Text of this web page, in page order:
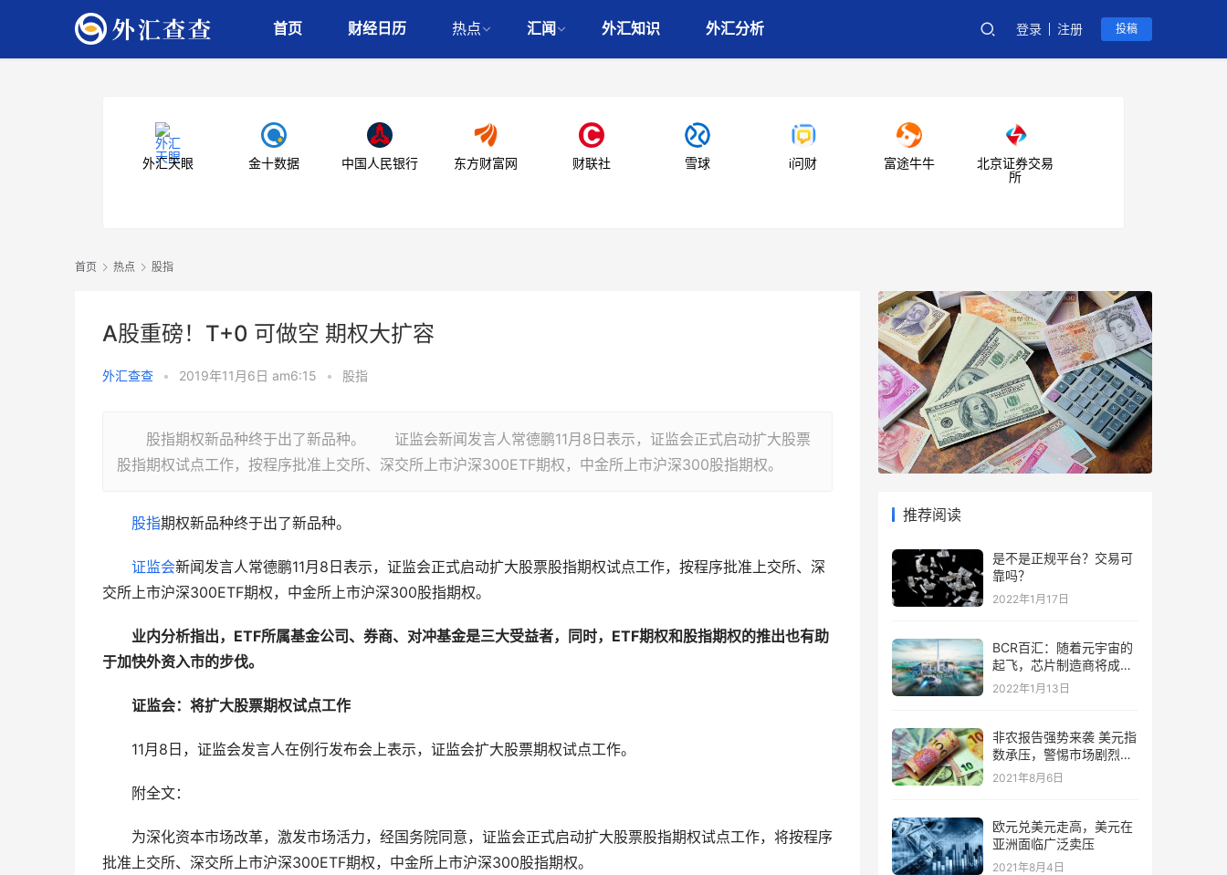
首页 财经日历 热点 汇闻 外汇知识 外汇分析 登录 注册 投稿
外汇天眼 金十数据 中国人民银行 东方财富网 财联社 雪球 i问财 富途牛牛
北京证券交易
所
首页 热点 股指
A股重磅！T+0 可做空 期权大扩容
外汇查查 • 2019年11月6日 am6:15 • 股指
股指期权新品种终于出了新品种。 证监会新闻发言人常德鹏11月8日表示，证监会正式启动扩大股票
股指期权试点工作，按程序批准上交所、深交所上市沪深300ETF期权，中金所上市沪深300股指期权。
股指期权新品种终于出了新品种。
证监会新闻发言人常德鹏11月8日表示，证监会正式启动扩大股票股指期权试点工作，按程序批准上交所、深
交所上市沪深300ETF期权，中金所上市沪深300股指期权。
业内分析指出，ETF所属基金公司、券商、对冲基金是三大受益者，同时，ETF期权和股指期权的推出也有助
于加快外资入市的步伐。
证监会：将扩大股票期权试点工作
11月8日，证监会发言人在例行发布会上表示，证监会扩大股票期权试点工作。
附全文：
为深化资本市场改革，激发市场活力，经国务院同意，证监会正式启动扩大股票股指期权试点工作，将按程序
批准上交所、深交所上市沪深300ETF期权，中金所上市沪深300股指期权。
推荐阅读
是不是正规平台？交易可
靠吗？
2022年1月17日
BCR百汇：随着元宇宙的
起飞，芯片制造商将成为
“赢家”
2022年1月13日
非农报告强势来袭 美元指
数承压，警惕市场剧烈波
动
2021年8月6日
欧元兑美元走高，美元在
亚洲面临广泛卖压
2021年8月4日